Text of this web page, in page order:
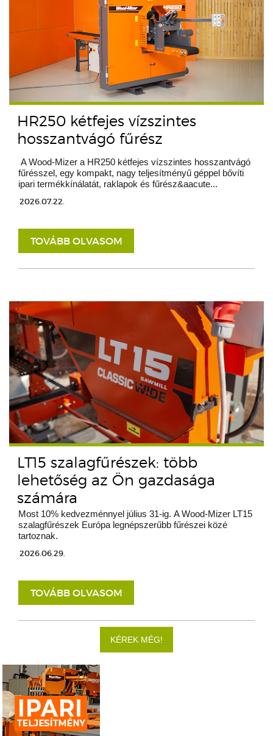
HR250 kétfejes vízszintes
hosszantvágó fűrész
A Wood-Mizer a HR250 kétfejes vízszintes hosszantvágó
fűrésszel, egy kompakt, nagy teljesítményű géppel bővíti
ipari termékkínálatát, raklapok és fűrész&aacute...
2026.07.22.
TOVÁBB OLVASOM
LT15 szalagfűrészek: több
lehetőség az Ön gazdasága
számára
Most 10% kedvezménnyel július 31-ig. A Wood-Mizer LT15
szalagfűrészek Európa legnépszerűbb fűrészei közé
tartoznak.
2026.06.29.
TOVÁBB OLVASOM
KÉREK MÉG!